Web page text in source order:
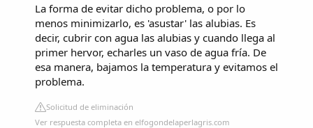
La forma de evitar dicho problema, o por lo
menos minimizarlo, es 'asustar' las alubias. Es
decir, cubrir con agua las alubias y cuando llega al
primer hervor, echarles un vaso de agua fría. De
esa manera, bajamos la temperatura y evitamos el
problema.
Solicitud de eliminación
Ver respuesta completa en elfogondelaperlagris.com